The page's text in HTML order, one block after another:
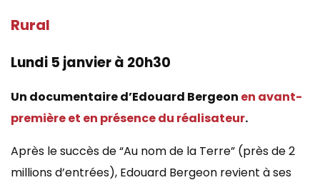
Rural
Lundi 5 janvier à 20h30
Un documentaire d’Edouard Bergeon en avant-
première et en présence du réalisateur.
Après le succès de “Au nom de la Terre” (près de 2
millions d’entrées), Edouard Bergeon revient à ses